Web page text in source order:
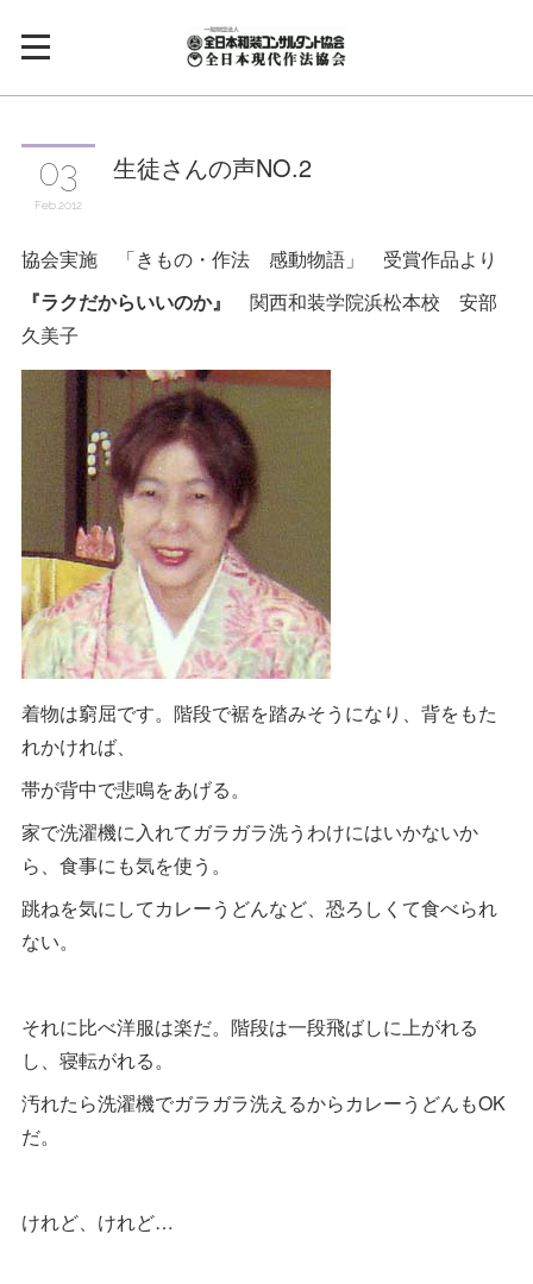
03
Feb 2012
生徒さんの声NO.2
協会実施 「きもの・作法 感動物語」 受賞作品より
『ラクだからいいのか』
関西和装学院浜松本校 安部
久美子
着物は窮屈です。階段で裾を踏みそうになり、背をもた
れかければ、
帯が背中で悲鳴をあげる。
家で洗濯機に入れてガラガラ洗うわけにはいかないか
ら、食事にも気を使う。
跳ねを気にしてカレーうどんなど、恐ろしくて食べられ
ない。
それに比べ洋服は楽だ。階段は一段飛ばしに上がれる
し、寝転がれる。
汚れたら洗濯機でガラガラ洗えるからカレーうどんもOK
だ。
けれど、けれど…